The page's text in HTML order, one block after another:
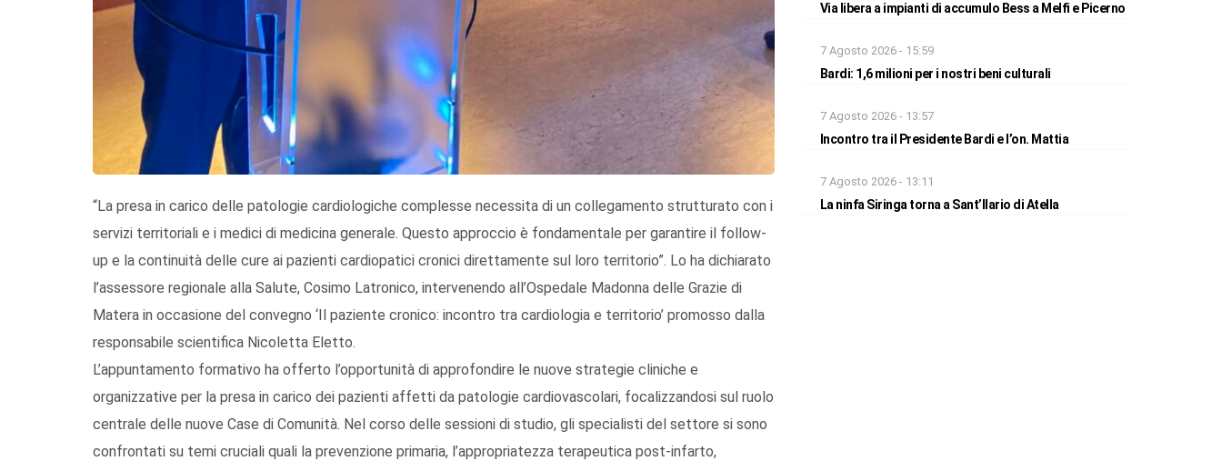
“La presa in carico delle patologie cardiologiche complesse necessita di un collegamento strutturato con i
servizi territoriali e i medici di medicina generale. Questo approccio è fondamentale per garantire il follow-
up e la continuità delle cure ai pazienti cardiopatici cronici direttamente sul loro territorio”. Lo ha dichiarato
l’assessore regionale alla Salute, Cosimo Latronico, intervenendo all’Ospedale Madonna delle Grazie di
Matera in occasione del convegno ‘Il paziente cronico: incontro tra cardiologia e territorio’ promosso dalla
responsabile scientifica Nicoletta Eletto.
L’appuntamento formativo ha offerto l’opportunità di approfondire le nuove strategie cliniche e
organizzative per la presa in carico dei pazienti affetti da patologie cardiovascolari, focalizzandosi sul ruolo
centrale delle nuove Case di Comunità. Nel corso delle sessioni di studio, gli specialisti del settore si sono
confrontati su temi cruciali quali la prevenzione primaria, l’appropriatezza terapeutica post-infarto,
Via libera a impianti di accumulo Bess a Melfi e Picerno
7 Agosto 2026 - 15:59
Bardi: 1,6 milioni per i nostri beni culturali
7 Agosto 2026 - 13:57
Incontro tra il Presidente Bardi e l’on. Mattia
7 Agosto 2026 - 13:11
La ninfa Siringa torna a Sant’Ilario di Atella